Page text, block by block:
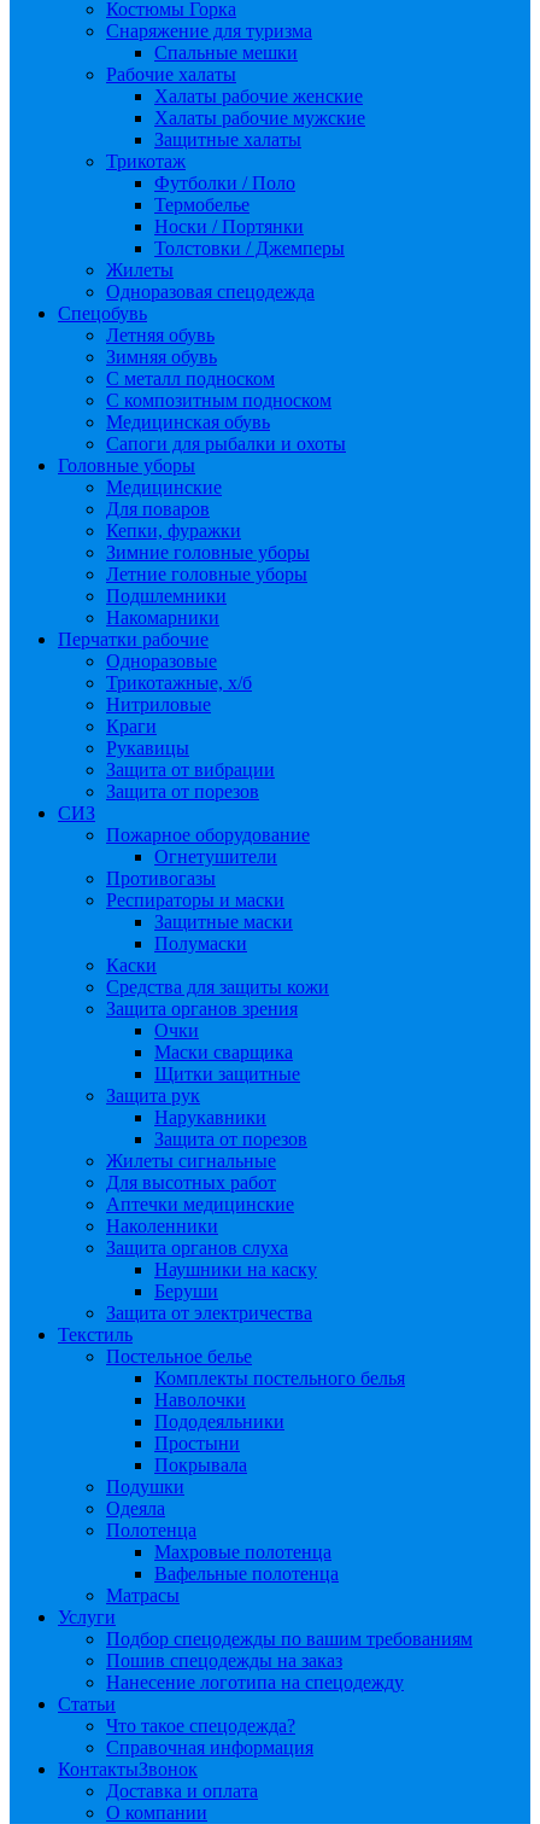
Костюмы Горка
Снаряжение для туризма
Спальные мешки
Рабочие халаты
Халаты рабочие женские
Халаты рабочие мужские
Защитные халаты
Трикотаж
Футболки / Поло
Термобелье
Носки / Портянки
Толстовки / Джемперы
Жилеты
Одноразовая спецодежда
Спецобувь
Летняя обувь
Зимняя обувь
С металл подноском
С композитным подноском
Медицинская обувь
Сапоги для рыбалки и охоты
Головные уборы
Медицинские
Для поваров
Кепки, фуражки
Зимние головные уборы
Летние головные уборы
Подшлемники
Накомарники
Перчатки рабочие
Одноразовые
Трикотажные, х/б
Нитриловые
Краги
Рукавицы
Защита от вибрации
Защита от порезов
СИЗ
Пожарное оборудование
Огнетушители
Противогазы
Респираторы и маски
Защитные маски
Полумаски
Каски
Средства для защиты кожи
Защита органов зрения
Очки
Маски сварщика
Щитки защитные
Защита рук
Нарукавники
Защита от порезов
Жилеты сигнальные
Для высотных работ
Аптечки медицинские
Наколенники
Защита органов слуха
Наушники на каску
Беруши
Защита от электричества
Текстиль
Постельное белье
Комплекты постельного белья
Наволочки
Пододеяльники
Простыни
Покрывала
Подушки
Одеяла
Полотенца
Махровые полотенца
Вафельные полотенца
Матрасы
Услуги
Подбор спецодежды по вашим требованиям
Пошив спецодежды на заказ
Нанесение логотипа на спецодежду
Статьи
Что такое спецодежда?
Справочная информация
КонтактыЗвонок
Доставка и оплата
О компании